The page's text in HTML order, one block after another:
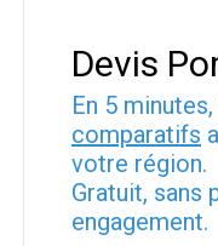
Devis
En 5
comparatifs
votre région.
Gratuit, sans
engagement.